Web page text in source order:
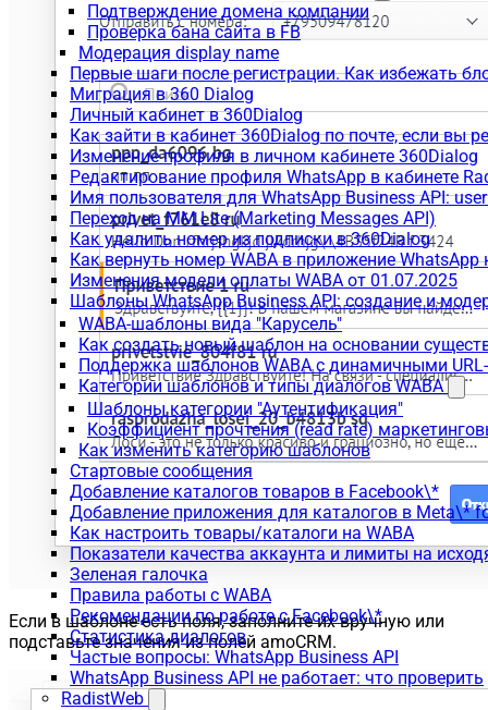
Подтверждение домена компании
Проверка бана сайта в FB
Модерация display name
Первые шаги после регистрации. Как избежать
Миграция в 360 Dialog
Личный кабинет в 360Dialog
Как зайти в кабинет 360Dialog по почте, если вы
Изменение профиля в личном кабинете 360Dialog
Редактирование профиля WhatsApp в кабинете
Имя пользователя для WhatsApp Business API:
Переход на MM Lite (Marketing Messages API)
Как удалить номер из подписки в 360Dialog
Как вернуть номер WABA в приложение WhatsApp
Изменения модели оплаты WABA от 01.07.2025
Шаблоны WhatsApp Business API: создание и
WABA-шаблоны вида "Карусель"
Как создать новый шаблон на основании
Поддержка шаблонов WABA с динамичными
Категории шаблонов и типы диалогов WABA
Шаблоны категории "Аутентификация"
Коэффициент прочтения (read rate)
Как изменить категорию шаблонов
Стартовые сообщения
Добавление каталогов товаров в Facebook\*
Добавление приложения для каталогов в Meta\*
Как настроить товары/каталоги на WABA
Показатели качества аккаунта и лимиты на
Зеленая галочка
Правила работы с WABA
Рекомендации по работе с Facebook\*
Статистика диалогов
Частые вопросы: WhatsApp Business API
WhatsApp Business API не работает: что проверить
RadistWeb
Если в шаблоне есть поля, заполните их вручную или
подставьте значения из полей amoCRM.